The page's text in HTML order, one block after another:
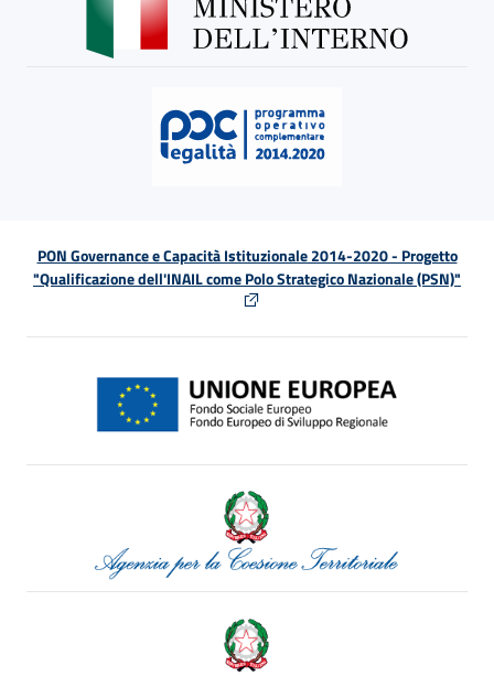
PON Governance e Capacità Istituzionale 2014-2020 - Progetto
"Qualificazione dell'INAIL come Polo Strategico Nazionale (PSN)"